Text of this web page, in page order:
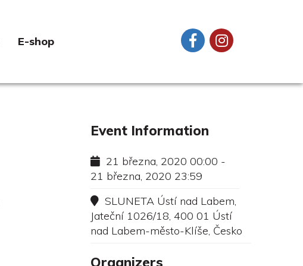
E-shop
Event Information
21 března, 2020 00:00 -
21 března, 2020 23:59
SLUNETA Ústí nad Labem,
Jateční 1026/18, 400 01 Ústí
nad Labem-město-Klíše, Česko
Organizers